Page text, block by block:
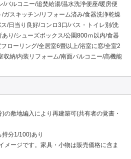
/バルコニー/追焚給湯/温水洗浄便座/暖房便
ガスキッチン/リフォーム済み/食器洗浄乾燥
/日当り良好/コンロ3口/バス・トイレ別/洗
り/シューズボックス/公園800ｍ以内/食器
ローリング/全居室6畳以上/浴室に窓/全室2
収納/内装リフォーム/南面バルコニー/高機能
の敷地編入により再建築可(共有者の覚書・
分1/100)あり
ージです。家具・小物は販売価格に含ま